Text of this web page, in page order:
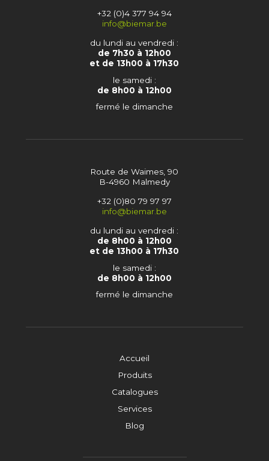
Accueil
Produits
Catalogues
Services
Blog
+32 (0)4 377 94 94
info@biemar.be
du lundi au vendredi :
de 7h30 à 12h00
et de 13h00 à 17h30
le samedi :
de 8h00 à 12h00
fermé le dimanche
Route de Waimes, 90
B-4960 Malmedy
+32 (0)80 79 97 97
info@biemar.be
du lundi au vendredi :
de 8h00 à 12h00
et de 13h00 à 17h30
le samedi :
de 8h00 à 12h00
fermé le dimanche